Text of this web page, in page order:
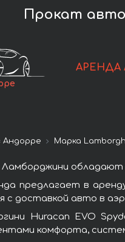
Прокат авто
АРЕНДА
Андорре Марка
обладают
предлагает в
с доставкой авто в
Huracan EVO
комфорта,